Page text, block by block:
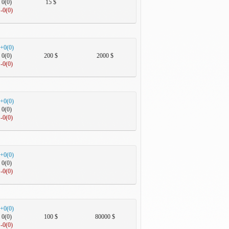
15 $
0(0)
-0(0)
2000 $
200 $
+0(0)
0(0)
-0(0)
+0(0)
0(0)
-0(0)
+0(0)
0(0)
-0(0)
80000 $
100 $
+0(0)
0(0)
-0(0)